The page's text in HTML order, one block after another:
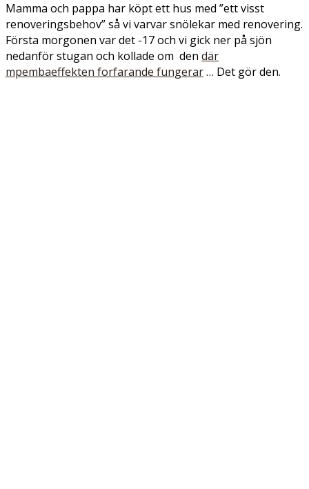
Mamma och pappa har köpt ett hus med ”ett visst
renoveringsbehov” så vi varvar snölekar med renovering.
Första morgonen var det -17 och vi gick ner på sjön
nedanför stugan och kollade om den där
mpembaeffekten forfarande fungerar… Det gör den.